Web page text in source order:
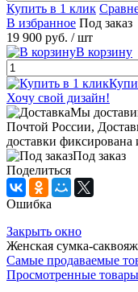
Купить в 1 клик
В избранное Под заказ
19 900 руб. / шт
В корзину
Хочу свой дизайн!
Мы
Почтой России,
доставки фиксирована
Под заказ
Поделиться
Ошибка
Закрыть окно
Женская сумка-
Самые продаваемые
Просмотренные товары